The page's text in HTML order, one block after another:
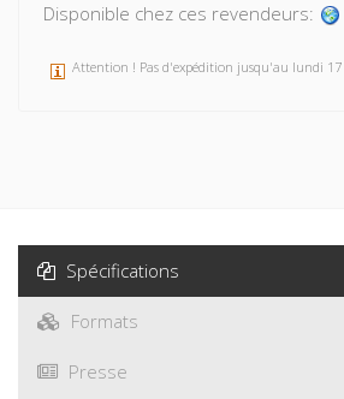
Disponible chez ces revendeurs:
Attention ! Pas d'expédition jusqu'au lundi
Spécifications
Formats
Presse